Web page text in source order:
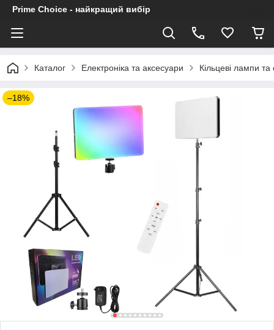
Prime Choice - найкращий вибір
Каталог Електроніка та аксесуари Кільцеві лампи та
–18%